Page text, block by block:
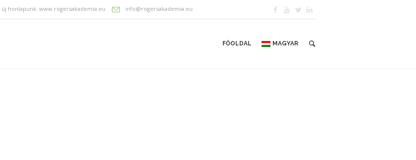
új honlapunk: www.rogersakademia.eu info@rogersakademia.eu
FŐOLDAL MAGYAR